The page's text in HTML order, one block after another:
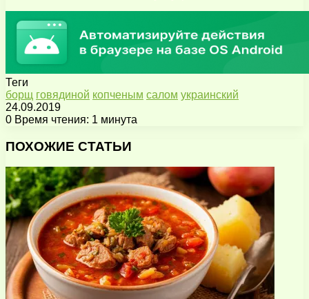
Теги
борщ говядиной копченым салом украинский
24.09.2019
0 Время чтения: 1 минута
через
почту
ПОХОЖИЕ СТАТЬИ